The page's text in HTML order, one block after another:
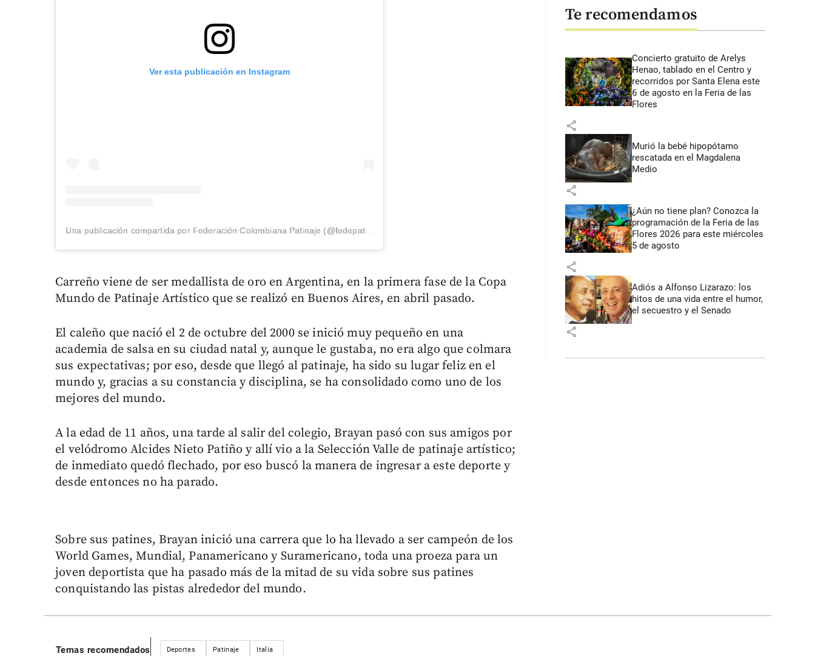
Ver esta publicación en Instagram
Una publicación compartida por Federación Colombiana Patinaje (@fedepatincol)
Carreño viene de ser medallista de oro en Argentina, en la primera fase de la Copa
Mundo de Patinaje Artístico que se realizó en Buenos Aires, en abril pasado.
El caleño que nació el 2 de octubre del 2000 se inició muy pequeño en una
academia de salsa en su ciudad natal y, aunque le gustaba, no era algo que colmara
sus expectativas; por eso, desde que llegó al patinaje, ha sido su lugar feliz en el
mundo y, gracias a su constancia y disciplina, se ha consolidado como uno de los
mejores del mundo.
A la edad de 11 años, una tarde al salir del colegio, Brayan pasó con sus amigos por
el velódromo Alcides Nieto Patiño y allí vio a la Selección Valle de patinaje artístico;
de inmediato quedó flechado, por eso buscó la manera de ingresar a este deporte y
desde entonces no ha parado.
Sobre sus patines, Brayan inició una carrera que lo ha llevado a ser campeón de los
World Games, Mundial, Panamericano y Suramericano, toda una proeza para un
joven deportista que ha pasado más de la mitad de su vida sobre sus patines
conquistando las pistas alrededor del mundo.
Te recomendamos
Concierto gratuito de Arelys
Henao, tablado en el Centro y
recorridos por Santa Elena este
6 de agosto en la Feria de las
Flores
share
Murió la bebé hipopótamo
rescatada en el Magdalena
Medio
share
¿Aún no tiene plan? Conozca la
programación de la Feria de las
Flores 2026 para este miércoles
5 de agosto
share
Adiós a Alfonso Lizarazo: los
hitos de una vida entre el humor,
el secuestro y el Senado
share
Temas recomendados Deportes Patinaje Italia